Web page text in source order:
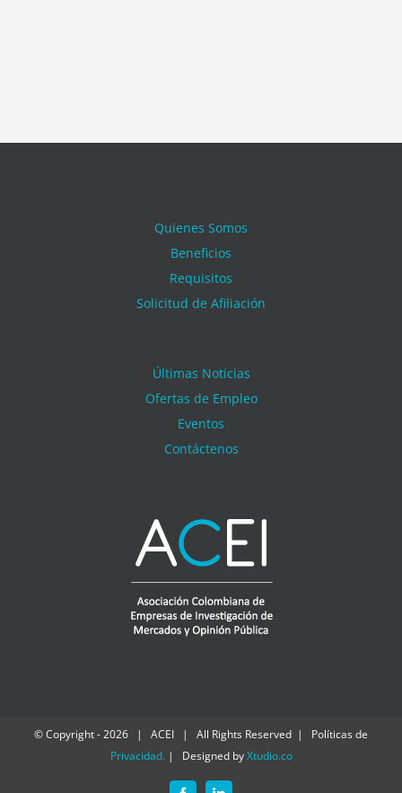
Quienes Somos
Beneficios
Requisitos
Solicitud de Afiliación
Últimas Noticias
Ofertas de Empleo
Eventos
Contáctenos
© Copyright -2026 | ACEI | All Rights Reserved | Políticas de
Privacidad. | Designed byXtudio.co